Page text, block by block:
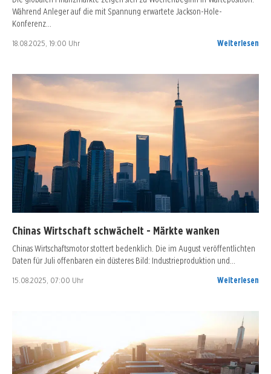
Während Anleger auf die mit Spannung erwartete Jackson-Hole-
Konferenz…
18.08.2025, 19:00 Uhr Weiterlesen
Chinas Wirtschaft schwächelt - Märkte wanken
Chinas Wirtschaftsmotor stottert bedenklich. Die im August veröffentlichten
Daten für Juli offenbaren ein düsteres Bild: Industrieproduktion und…
15.08.2025, 07:00 Uhr Weiterlesen